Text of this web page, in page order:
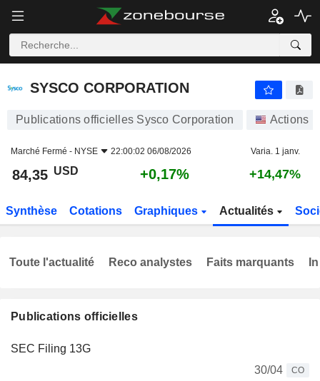
SYSCO CORPORATION
SYSCO CORPORATION
Publications officielles Sysco Corporation Actions
Marché Fermé - NYSE 22:00:02 06/08/2026 Varia. 1 janv.
84,35 USD +0,17% +14,47%
Synthèse Cotations Graphiques Actualités
Publications officielles
SEC Filing 13G
30/04
CO
Toute l'actualité Reco analystes Faits marquants